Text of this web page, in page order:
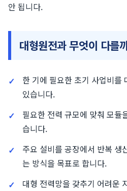
안 됩니다.
대형원전과 무엇이 다를
한 기에 필요한 초기 사업비를
있습니다.
필요한 전력 규모에 맞춰 모듈
습니다.
주요 설비를 공장에서 반복 생
는 방식을 목표로 합니다.
대형 전력망을 갖추기 어려운